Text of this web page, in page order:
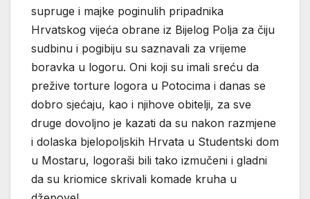
supruge i majke poginulih pripadnika
Hrvatskog vijeća obrane iz Bijelog Polja za čiju
sudbinu i pogibiju su saznavali za vrijeme
boravka u logoru. Oni koji su imali sreću da
prežive torture logora u Potocima i danas se
dobro sjećaju, kao i njihove obitelji, za sve
druge dovoljno je kazati da su nakon razmjene
i dolaska bjelopoljskih Hrvata u Studentski dom
u Mostaru, logoraši bili tako izmučeni i gladni
da su kriomice skrivali komade kruha u